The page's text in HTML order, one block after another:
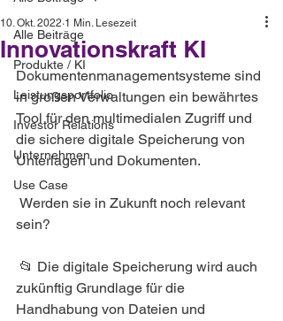
Alle Beiträge
Produkte / KI
Leistungsportfolio
Investor Relations
Unternehmen
Use Case
Innovationskraft KI
10. Okt. 2022 1 Min. Lesezeit
Dokumentenmanagementsysteme sind
in großen Verwaltungen ein bewährtes
Tool für den multimedialen Zugriff und
die sichere digitale Speicherung von
Unterlagen und Dokumenten.
sein?
zukünftig Grundlage für die
Handhabung von Dateien und